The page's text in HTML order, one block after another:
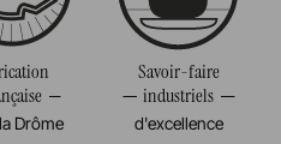
chocs thermiques
gaz, ni électrique
0,144KG
Drôme
Savoir-faire
industriels
d'excellence